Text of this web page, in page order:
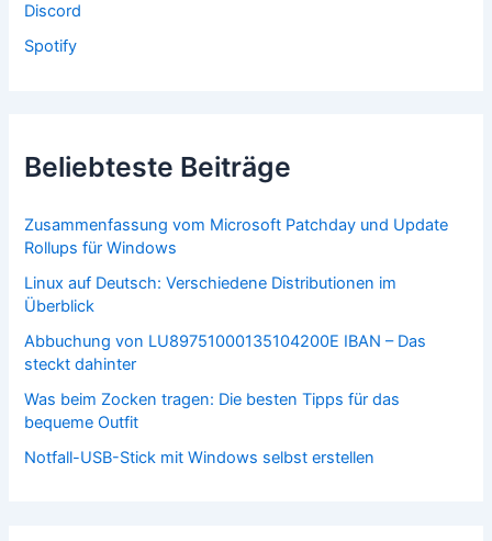
Discord
Spotify
Beliebteste Beiträge
Zusammenfassung vom Microsoft Patchday und Update
Rollups für Windows
Linux auf Deutsch: Verschiedene Distributionen im
Überblick
Abbuchung von LU89751000135104200E IBAN – Das
steckt dahinter
Was beim Zocken tragen: Die besten Tipps für das
bequeme Outfit
Notfall-USB-Stick mit Windows selbst erstellen